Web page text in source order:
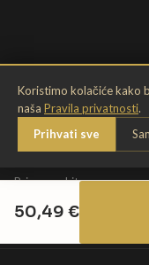
50,49 €
Koristimo kolačiće kako
naša Pravila privatnosti.
Prihvati sve
INFORMACIJE
O nama
Kontakt
Briga o nakitu
Jamstvo